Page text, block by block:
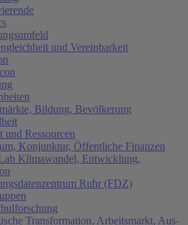
und Vereinbarkeit
Bildung, Bevölkerung
und Ressourcen
Konjunktur, Öffentliche Finanzen
Klimawandel, Entwicklung,
Ruhr (FDZ)
Transformation, Arbeitsmarkt, Aus-